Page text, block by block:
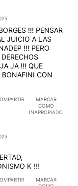
!!! PENSAR
JUICIO A LAS
!!! PERO
JA !!! QUE
BONAFINI CON
MARCAR
COMO
INAPROPIADO
K !!!
MARCAR